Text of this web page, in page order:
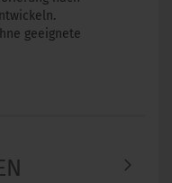
geeignete